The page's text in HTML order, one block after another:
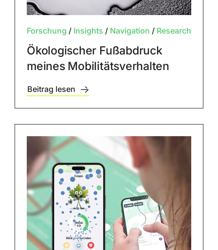
Forschung / Insights / Navigation / Research
Ökologischer Fußabdruck
meines Mobilitätsverhalten
Beitrag lesen